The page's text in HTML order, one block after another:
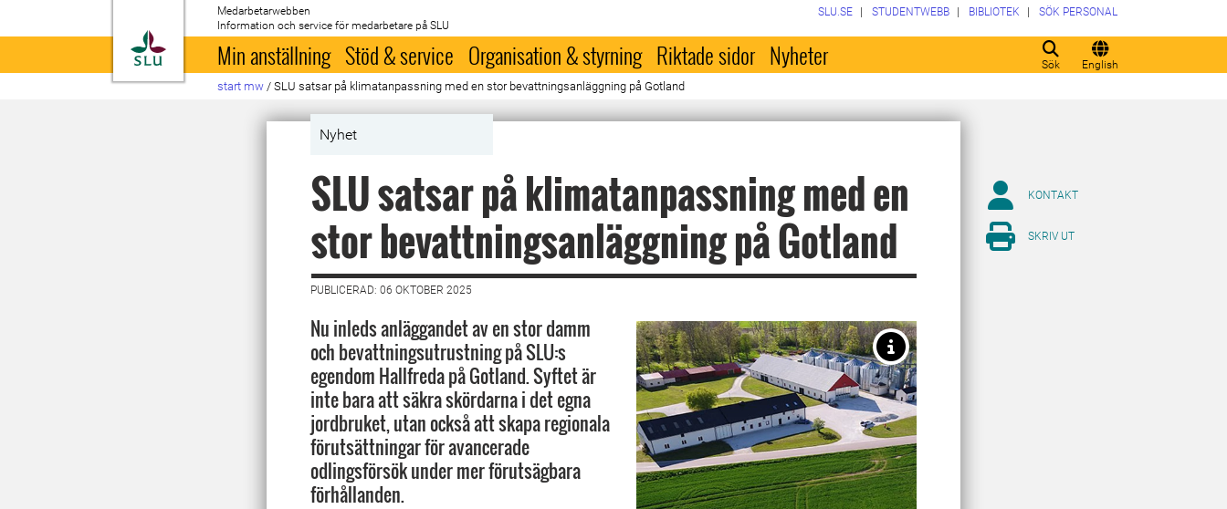
Till startsida
Medarbetarwebben
Information och service för medarbetare på SLU
Sök English
SLU.SE STUDENTWEBB BIBLIOTEK SÖK PERSONAL
Min anställning Stöd & service Organisation & styrning Riktade sidor Nyheter
start mw / SLU satsar på klimatanpassning med en stor bevattningsanläggning på Gotland
Nyhet
SLU satsar på klimatanpassning med en
stor bevattningsanläggning på Gotland
PUBLICERAD: 06 OKTOBER 2025
Nu inleds anläggandet av en stor damm
och bevattningsutrustning på SLU:s
egendom Hallfreda på Gotland. Syftet är
inte bara att säkra skördarna i det egna
jordbruket, utan också att skapa regionala
förutsättningar för avancerade
odlingsförsök under mer förutsägbara
förhållanden.
KONTAKT
SKRIV UT